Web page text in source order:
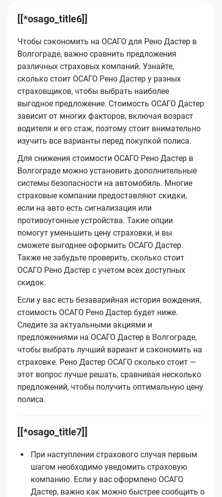
[[*osago_title6]]
Чтобы сэкономить на ОСАГО для Рено Дастер в
Волгограде, важно сравнить предложения
различных страховых компаний. Узнайте,
сколько стоит ОСАГО Рено Дастер у разных
страховщиков, чтобы выбрать наиболее
выгодное предложение. Стоимость ОСАГО Дастер
зависит от многих факторов, включая возраст
водителя и его стаж, поэтому стоит внимательно
изучить все варианты перед покупкой полиса.
Для снижения стоимости ОСАГО Рено Дастер в
Волгограде можно установить дополнительные
системы безопасности на автомобиль. Многие
страховые компании предоставляют скидки,
если на авто есть сигнализация или
противоугонные устройства. Такие опции
помогут уменьшить цену страховки, и вы
сможете выгоднее оформить ОСАГО Дастер.
Также не забудьте проверить, сколько стоит
ОСАГО Рено Дастер с учетом всех доступных
скидок.
Если у вас есть безаварийная история вождения,
стоимость ОСАГО Рено Дастер будет ниже.
Следите за актуальными акциями и
предложениями на ОСАГО Дастер в Волгограде,
чтобы выбрать лучший вариант и сэкономить на
страховке. Рено Дастер ОСАГО сколько стоит —
этот вопрос лучше решать, сравнивая несколько
предложений, чтобы получить оптимальную цену
полиса.
[[*osago_title7]]
При наступлении страхового случая первым
шагом необходимо уведомить страховую
компанию. Если у вас оформлено ОСАГО
Дастер, важно как можно быстрее сообщить о